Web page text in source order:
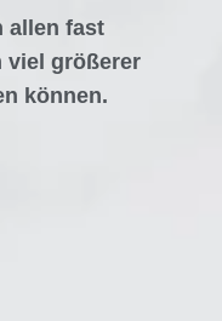
allen fast
viel größerer
können.